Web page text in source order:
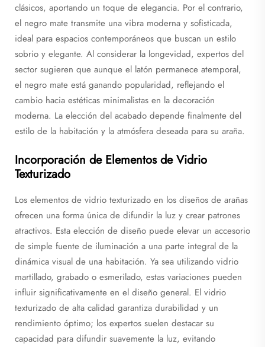
clásicos, aportando un toque de elegancia. Por el contrario,
el negro mate transmite una vibra moderna y sofisticada,
ideal para espacios contemporáneos que buscan un estilo
sobrio y elegante. Al considerar la longevidad, expertos del
sector sugieren que aunque el latón permanece atemporal,
el negro mate está ganando popularidad, reflejando el
cambio hacia estéticas minimalistas en la decoración
moderna. La elección del acabado depende finalmente del
estilo de la habitación y la atmósfera deseada para su araña.
Incorporación de Elementos de Vidrio
Texturizado
Los elementos de vidrio texturizado en los diseños de arañas
ofrecen una forma única de difundir la luz y crear patrones
atractivos. Esta elección de diseño puede elevar un accesorio
de simple fuente de iluminación a una parte integral de la
dinámica visual de una habitación. Ya sea utilizando vidrio
martillado, grabado o esmerilado, estas variaciones pueden
influir significativamente en el diseño general. El vidrio
texturizado de alta calidad garantiza durabilidad y un
rendimiento óptimo; los expertos suelen destacar su
capacidad para difundir suavemente la luz, evitando